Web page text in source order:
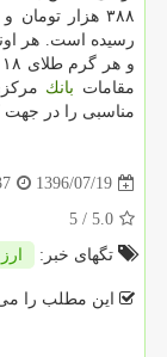
رسیده است. هر اونس
مقامات بانك
مناسبی را در جهت
1396/07/19
5.0
/ 5
تگهای خبر:
ارز
این مطلب را